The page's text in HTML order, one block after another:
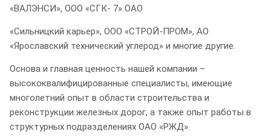
«ВАЛЭНСИ», ООО «СГК- 7» ОАО
«Сильницкий карьер», ООО «СТРОЙ-ПРОМ», АО
«Ярославский технический углерод» и многие другие.
Основа и главная ценность нашей компании –
высококвалифицированные специалисты, имеющие
многолетний опыт в области строительства и
реконструкции железных дорог, а также опыт работы в
структурных подразделениях ОАО «РЖД».